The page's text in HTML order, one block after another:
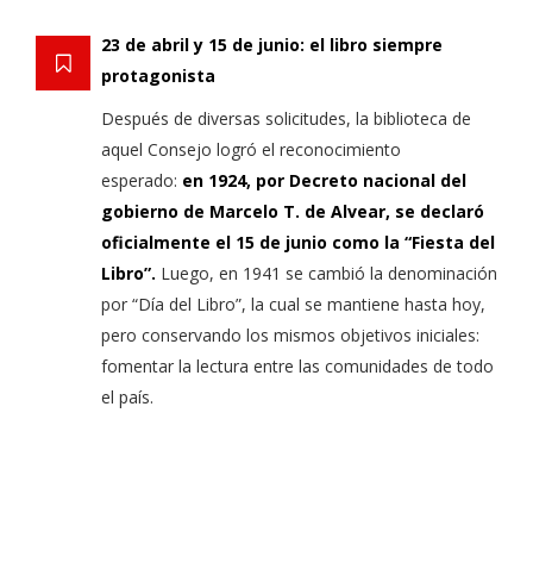
23 de abril y 15 de junio: el libro siempre
protagonista
Después de diversas solicitudes, la biblioteca de
aquel Consejo logró el reconocimiento
esperado: en 1924, por Decreto nacional del
gobierno de Marcelo T. de Alvear, se declaró
oficialmente el 15 de junio como la “Fiesta del
Libro”. Luego, en 1941 se cambió la denominación
por “Día del Libro”, la cual se mantiene hasta hoy,
pero conservando los mismos objetivos iniciales:
fomentar la lectura entre las comunidades de todo
el país.